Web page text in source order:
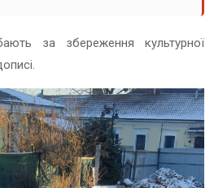
за збереження культурної